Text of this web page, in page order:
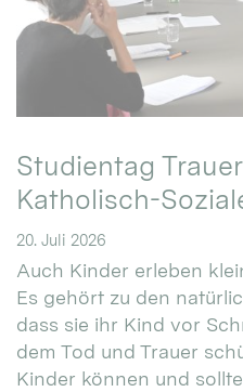
Studientag
Katholisch-
20. Juli 2026
Auch Kinder erleben
Es gehört zu den
dass sie ihr Kind vor
dem Tod und Trauer
Kinder können und